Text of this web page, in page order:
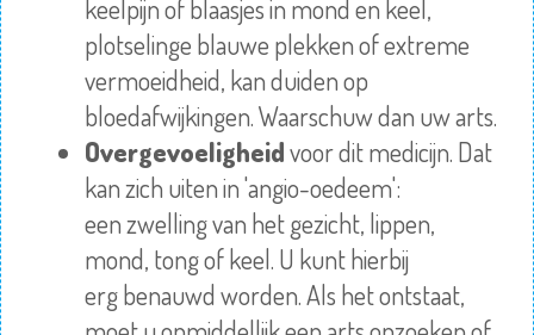
keelpijn of blaasjes in mond en keel,
plotselinge blauwe plekken of extreme
vermoeidheid, kan duiden op
bloedafwijkingen.Waarschuwdan uw arts.
Overgevoeligheidvoor dit medicijn. Dat
kan zich uiten in 'angio-oedeem':
eenzwellingvan het gezicht, lippen,
mond, tong of keel. U kunt hierbij
ergbenauwd worden. Als het ontstaat,